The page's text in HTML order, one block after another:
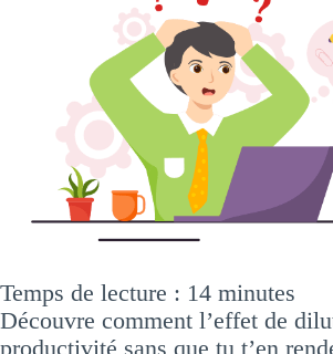
Temps de lecture : 14 minutes
Découvre comment l’effet de
productivité sans que tu t’en